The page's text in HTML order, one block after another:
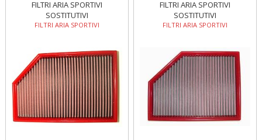
FILTRI ARIA SPORTIVI
SOSTITUTIVI
FILTRI ARIA SPORTIVI
FILTRI ARIA SPORTIVI
SOSTITUTIVI
FILTRI ARIA SPORTIVI